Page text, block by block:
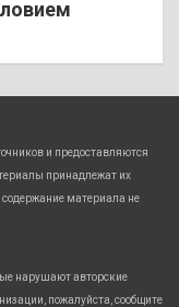
и предоставляются
принадлежат их
материала не
нарушают авторские
пожалуйста, сообщите